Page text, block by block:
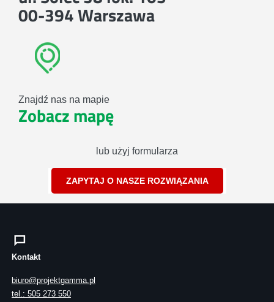
00-394 Warszawa
Znajdź nas na mapie
Zobacz mapę
lub użyj formularza
ZAPYTAJ O NASZE ROZWIĄZANIA
Kontakt
biuro@projektgamma.pl
tel.: 505 273 550